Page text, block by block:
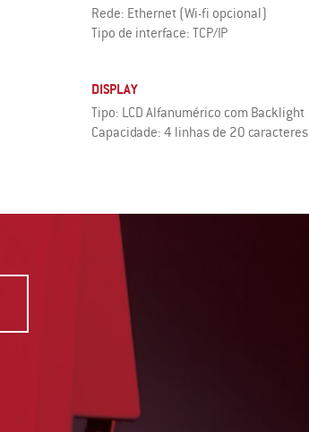
Rede: Ethernet (Wi-fi opcional)
Tipo de interface: TCP/IP
DISPLAY
Tipo: LCD Alfanumérico com Backlight
Capacidade: 4 linhas de 20 caracteres